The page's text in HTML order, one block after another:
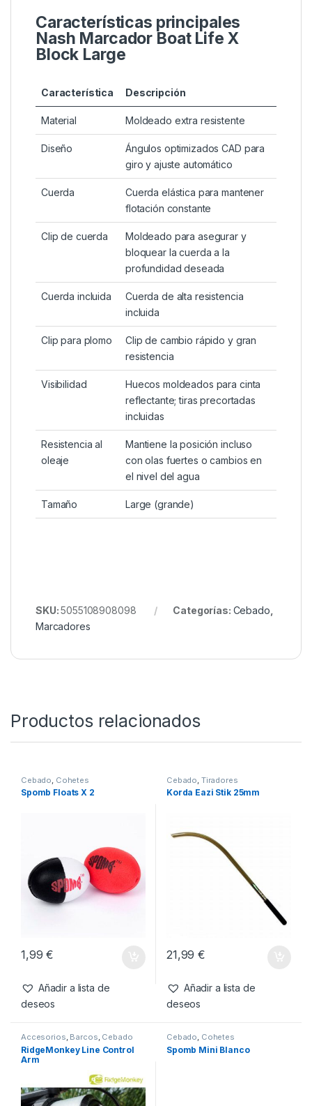
Características principales
Nash Marcador Boat Life X
Block Large
Característica Descripción
Material Moldeado extra resistente
Diseño
Ángulos optimizados CAD para
giro y ajuste automático
Cuerda
Cuerda elástica para mantener
flotación constante
Clip de cuerda
Moldeado para asegurar y
bloquear la cuerda a la
profundidad deseada
Cuerda incluida
Cuerda de alta resistencia
incluida
Clip para plomo
Clip de cambio rápido y gran
resistencia
Visibilidad
Huecos moldeados para cinta
reflectante; tiras precortadas
incluidas
Resistencia al
oleaje
Mantiene la posición incluso
con olas fuertes o cambios en
el nivel del agua
Tamaño Large (grande)
SKU:5055108908098 Categorías: Cebado
Marcadores
Productos relacionados
Cebado Cohetes
Spomb Floats X 2
1,99€
Añadir a lista de
deseos
Cebado Tiradores
Korda Eazi Stik 25mm
21,99€
Añadir a lista de
deseos
Accesorios, Barcos, Cebado
RidgeMonkey Line Control
Arm
Cebado, Cohetes
Spomb Mini Blanco